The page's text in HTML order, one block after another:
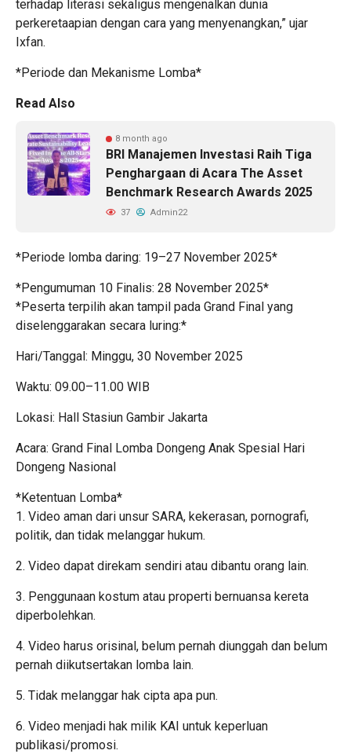
terhadap literasi sekaligus mengenalkan dunia
perkeretaapian dengan cara yang menyenangkan,” ujar
Ixfan.
*Periode dan Mekanisme Lomba*
Read Also
8 month ago
BRI Manajemen Investasi Raih Tiga
Penghargaan di Acara The Asset
Benchmark Research Awards 2025
37 Admin22
*Periode lomba daring: 19–27 November 2025*
*Pengumuman 10 Finalis: 28 November 2025*
*Peserta terpilih akan tampil pada Grand Final yang
diselenggarakan secara luring:*
Hari/Tanggal: Minggu, 30 November 2025
Waktu: 09.00–11.00 WIB
Lokasi: Hall Stasiun Gambir Jakarta
Acara: Grand Final Lomba Dongeng Anak Spesial Hari
Dongeng Nasional
*Ketentuan Lomba*
1. Video aman dari unsur SARA, kekerasan, pornografi,
politik, dan tidak melanggar hukum.
2. Video dapat direkam sendiri atau dibantu orang lain.
3. Penggunaan kostum atau properti bernuansa kereta
diperbolehkan.
4. Video harus orisinal, belum pernah diunggah dan belum
pernah diikutsertakan lomba lain.
5. Tidak melanggar hak cipta apa pun.
6. Video menjadi hak milik KAI untuk keperluan
publikasi/promosi.